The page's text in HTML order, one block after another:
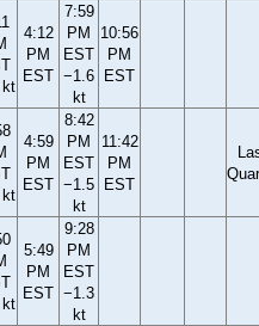
kt
4:12
PM
EST
7:59
PM
EST
−1.6
kt
10:56
PM
EST
kt
4:59
PM
EST
8:42
PM
EST
−1.5
kt
11:42
PM
EST
kt
5:49
PM
EST
9:28
PM
EST
−1.3
kt